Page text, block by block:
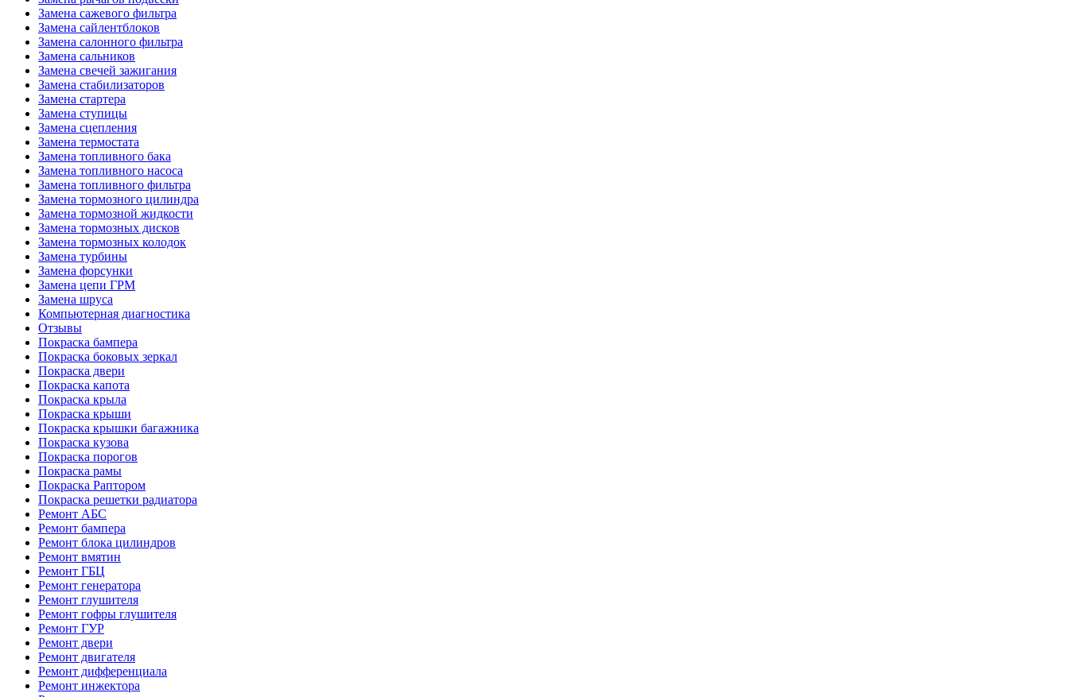
Замена сажевого фильтра
Замена сайлентблоков
Замена салонного фильтра
Замена сальников
Замена свечей зажигания
Замена стабилизаторов
Замена стартера
Замена ступицы
Замена сцепления
Замена термостата
Замена топливного бака
Замена топливного насоса
Замена топливного фильтра
Замена тормозного цилиндра
Замена тормозной жидкости
Замена тормозных дисков
Замена тормозных колодок
Замена турбины
Замена форсунки
Замена цепи ГРМ
Замена шруса
Компьютерная диагностика
Отзывы
Покраска бампера
Покраска боковых зеркал
Покраска двери
Покраска капота
Покраска крыла
Покраска крыши
Покраска крышки багажника
Покраска кузова
Покраска порогов
Покраска рамы
Покраска Раптором
Покраска решетки радиатора
Ремонт АБС
Ремонт бампера
Ремонт блока цилиндров
Ремонт вмятин
Ремонт ГБЦ
Ремонт генератора
Ремонт глушителя
Ремонт гофры глушителя
Ремонт ГУР
Ремонт двери
Ремонт двигателя
Ремонт дифференциала
Ремонт инжектора